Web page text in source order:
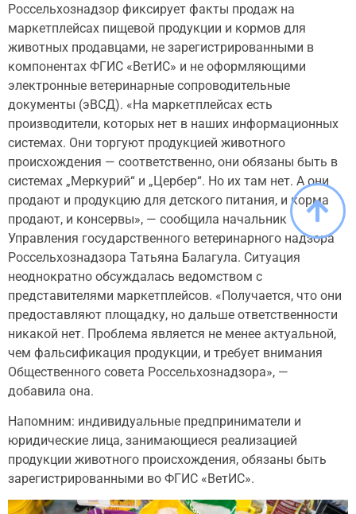
Россельхознадзор фиксирует факты продаж на
маркетплейсах пищевой продукции и кормов для
животных продавцами, не зарегистрированными в
компонентах ФГИС «ВетИС» и не оформляющими
электронные ветеринарные сопроводительные
документы (эВСД). «На маркетплейсах есть
производители, которых нет в наших информационных
системах. Они торгуют продукцией животного
происхождения — соответственно, они обязаны быть в
системах „Меркурий“ и „Цербер“. Но их там нет. А они
продают и продукцию для детского питания, и корма
продают, и консервы», — сообщила начальник
Управления государственного ветеринарного надзора
Россельхознадзора Татьяна Балагула. Ситуация
неоднократно обсуждалась ведомством с
представителями маркетплейсов. «Получается, что они
предоставляют площадку, но дальше ответственности
никакой нет. Проблема является не менее актуальной,
чем фальсификация продукции, и требует внимания
Общественного совета Россельхознадзора», —
добавила она.
Напомним: индивидуальные предприниматели и
юридические лица, занимающиеся реализацией
продукции животного происхождения, обязаны быть
зарегистрированными во ФГИС «ВетИС».